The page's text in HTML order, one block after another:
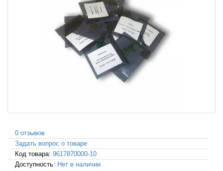
0 отзывов
Задать вопрос о товаре
Код товара: 9617870000-10
Доступность: Нет в наличии